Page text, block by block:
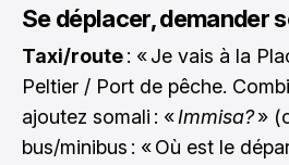
Se déplacer, demander
Taxi/route: « Je vais à la
Peltier / Port de pêche.
ajoutez somali : «Immisa?»
bus/minibus : « Où est le